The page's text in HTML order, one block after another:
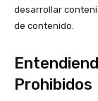
desarrollar
de contenido.
Prohibidos